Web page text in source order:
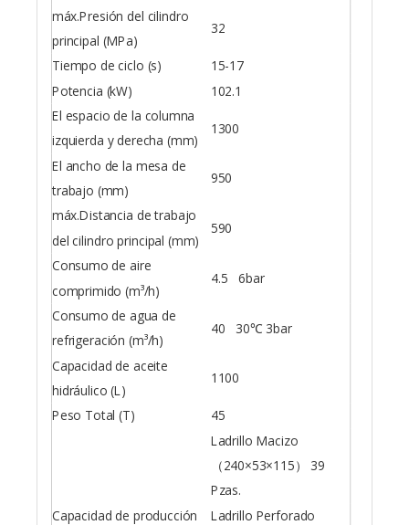
máx.Presión del cilindro
principal (MPa)
32
Tiempo de ciclo (s)
15-17
Potencia (kW)
102.1
El espacio de la columna
izquierda y derecha (mm)
1300
El ancho de la mesa de
trabajo (mm)
950
máx.Distancia de trabajo
del cilindro principal (mm)
590
Consumo de aire
comprimido (m³/h)
4.5 6bar
Consumo de agua de
refrigeración (m³/h)
40 30℃ 3bar
Capacidad de aceite
hidráulico (L)
1100
Peso Total (T) 45
Capacidad de producción
Ladrillo Macizo
（240×53×115） 39
Pzas.
Ladrillo Perforado